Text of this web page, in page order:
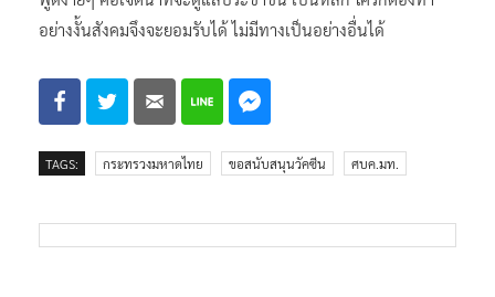
อย่างงั้นสังคมจึงจะยอมรับได้ ไม่มีทางเป็นอย่างอื่นได้
TAGS: กระทรวงมหาดไทย ขอสนับสนุนวัคซีน ศบค.มท.